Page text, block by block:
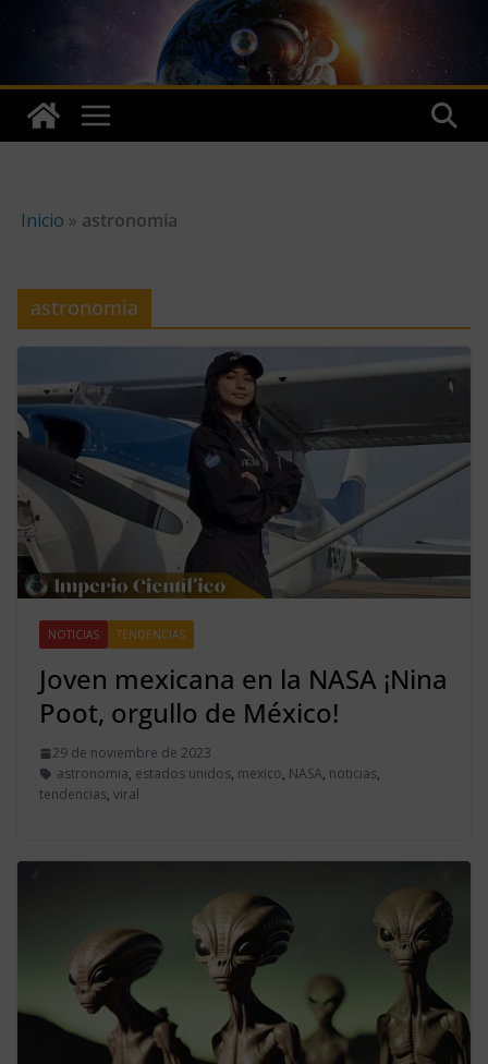
Skip
Inicio » astronomia
astronomia
NOTICIAS TENDENCIAS
Joven mexicana en la NASA ¡Nina
Poot, orgullo de México!
29 de noviembre de 2023
astronomia, estados unidos, mexico, NASA, noticias,
tendencias, viral